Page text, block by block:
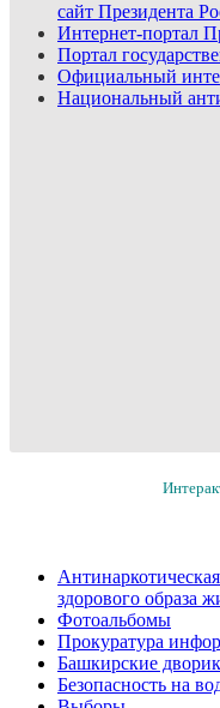
сайт Президента
Интернет-портал
Портал
Официальный
Национальный
здорового образа
Фотоальбомы
Прокуратура
Башкирские
Безопасность на